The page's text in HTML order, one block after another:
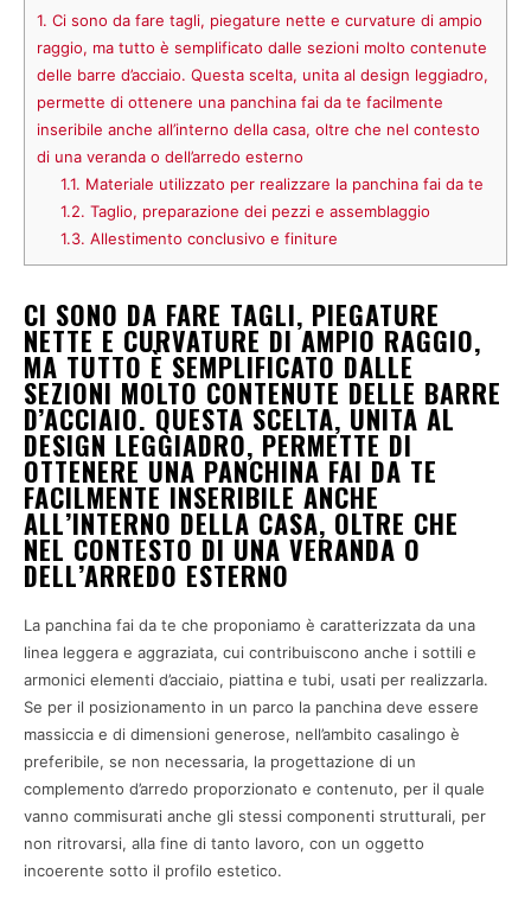
1. Ci sono da fare tagli, piegature nette e curvature di ampio
raggio, ma tutto è semplificato dalle sezioni molto contenute
delle barre d’acciaio. Questa scelta, unita al design leggiadro,
permette di ottenere una panchina fai da te facilmente
inseribile anche all’interno della casa, oltre che nel contesto
di una veranda o dell’arredo esterno
1.1. Materiale utilizzato per realizzare la panchina fai da te
1.2. Taglio, preparazione dei pezzi e assemblaggio
1.3. Allestimento conclusivo e finiture
CI SONO DA FARE TAGLI, PIEGATURE
NETTE E CURVATURE DI AMPIO RAGGIO,
MA TUTTO È SEMPLIFICATO DALLE
SEZIONI MOLTO CONTENUTE DELLE BARRE
D’ACCIAIO. QUESTA SCELTA, UNITA AL
DESIGN LEGGIADRO, PERMETTE DI
OTTENERE UNA PANCHINA FAI DA TE
FACILMENTE INSERIBILE ANCHE
ALL’INTERNO DELLA CASA, OLTRE CHE
NEL CONTESTO DI UNA VERANDA O
DELL’ARREDO ESTERNO
La panchina fai da te che proponiamo è caratterizzata da una
linea leggera e aggraziata, cui contribuiscono anche i sottili e
armonici elementi d’acciaio, piattina e tubi, usati per realizzarla.
Se per il posizionamento in un parco la panchina deve essere
massiccia e di dimensioni generose, nell’ambito casalingo è
preferibile, se non necessaria, la progettazione di un
complemento d’arredo proporzionato e contenuto, per il quale
vanno commisurati anche gli stessi componenti strutturali, per
non ritrovarsi, alla fine di tanto lavoro, con un oggetto
incoerente sotto il profilo estetico.